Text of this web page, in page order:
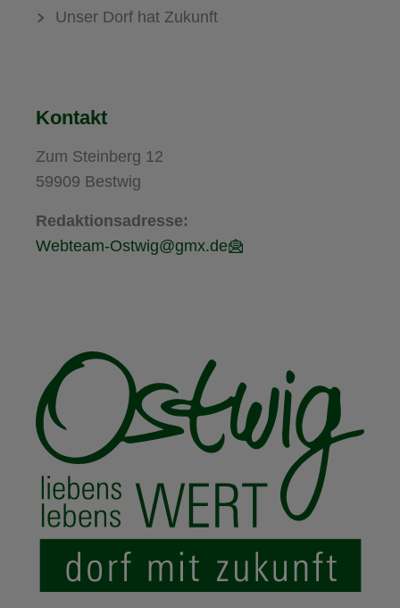
Unser Dorf hat Zukunft
Kontakt
Zum Steinberg 12
59909 Bestwig
Redaktionsadresse:
Webteam-Ostwig@gmx.de